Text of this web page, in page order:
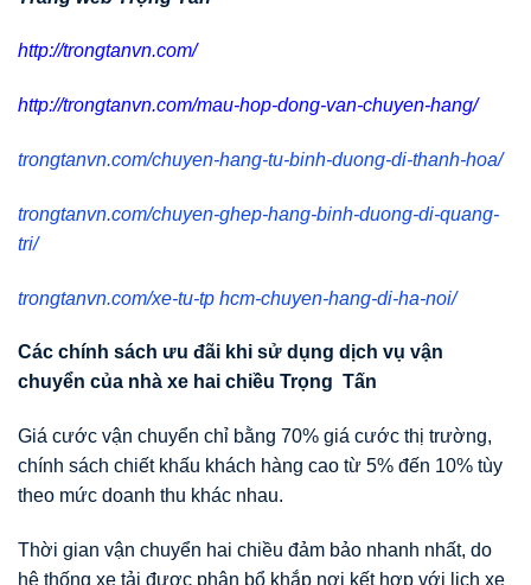
http://trongtanvn.com/
http://trongtanvn.com/mau-hop-dong-van-chuyen-hang/
trongtanvn.com/chuyen-hang-tu-binh-duong-di-thanh-hoa/
trongtanvn.com/chuyen-ghep-hang-binh-duong-di-quang-
tri/
trongtanvn.com/xe-tu-tp hcm-chuyen-hang-di-ha-noi/
Các chính sách ưu đãi khi sử d ụng d ịch vụ vận
chuyển của nhà xe hai chiều Trọng Tấn
Giá cước vận chuyển chỉ bằng 70% giá cước thị trường,
chính sách chiết khấu khách hàng cao từ 5% đến 10% tùy
theo mức doanh thu khác nhau.
Thời gian vận chuyển hai chiều đảm bảo nhanh nhất, do
hệ thống xe tải được phân bổ khắp nơi kết hợp với lịch xe